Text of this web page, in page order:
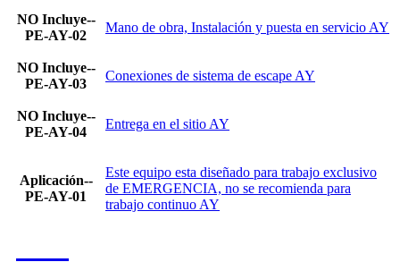
NO Incluye--
PE-AY-02
Mano de obra, Instalación y puesta en servicio AY
NO Incluye--
PE-AY-03
Conexiones de sistema de escape AY
NO Incluye--
PE-AY-04
Entrega en el sitio AY
Aplicación--
PE-AY-01
Este equipo esta diseñado para trabajo exclusivo
de EMERGENCIA, no se recomienda para
trabajo continuo AY